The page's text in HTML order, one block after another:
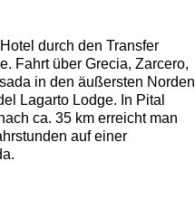
durch den Transfer
Fahrt über Grecia, Zarcero,
in den äußersten Norden
Lagarto Lodge. In Pital
ca. 35 km erreicht man
auf einer